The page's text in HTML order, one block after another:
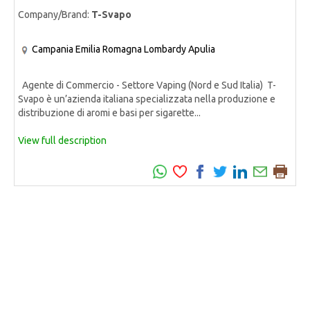
Company/Brand: T-Svapo
Campania Emilia Romagna LombardyApulia
Agente di Commercio - Settore Vaping (Nord e Sud Italia) T-
Svapo è un’azienda italiana specializzata nella produzione e
distribuzione di aromi e basi per sigarette...
View full description